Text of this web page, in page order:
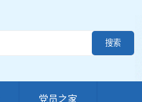
党员之家